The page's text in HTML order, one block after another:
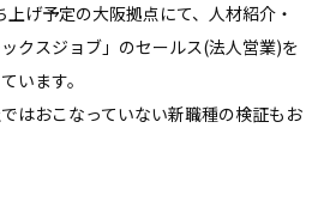
げ予定の大阪拠点にて、人材紹介・
クスジョブ」のセールス(法人営業)を
います。
はおこなっていない新職種の検証もお